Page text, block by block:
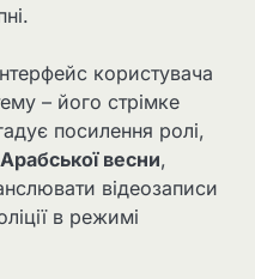
користувача
– його стрімке
посилення ролі,
Арабської весни,
відеозаписи
в режимі